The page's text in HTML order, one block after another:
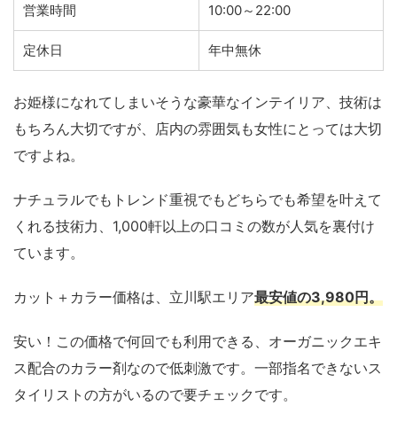
営業時間 10:00～22:00
定休日 年中無休
お姫様になれてしまいそうな豪華なインテイリア、技術は
もちろん大切ですが、店内の雰囲気も女性にとっては大切
ですよね。
ナチュラルでもトレンド重視でもどちらでも希望を叶えて
くれる技術力、1,000軒以上の口コミの数が人気を裏付け
ています。
カット＋カラー価格は、立川駅エリア最安値の3,980円。
安い！この価格で何回でも利用できる、オーガニックエキ
ス配合のカラー剤なので低刺激です。一部指名できないス
タイリストの方がいるので要チェックです。